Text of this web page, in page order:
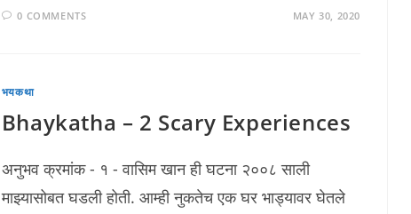
0 COMMENTS MAY 30, 2020
भयकथा
Bhaykatha – 2 Scary Experiences
अनुभव क्रमांक - १ - वासिम खान ही घटना २००८ साली
माझ्यासोबत घडली होती. आम्ही नुकतेच एक घर भाड्यावर घेतले